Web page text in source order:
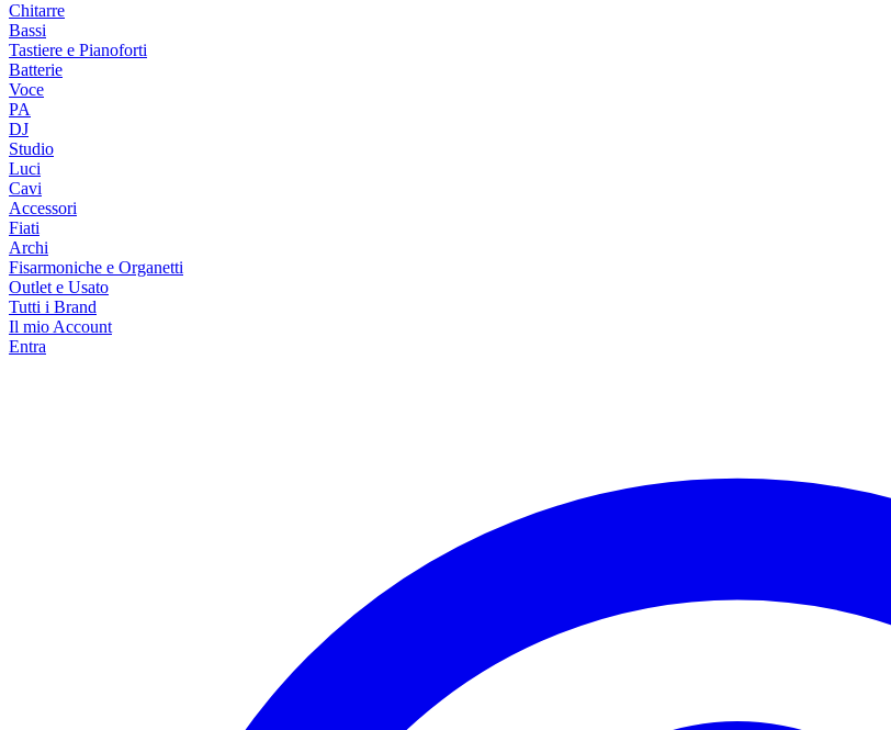
Chitarre
Bassi
Tastiere e Pianoforti
Batterie
Voce
PA
DJ
Studio
Luci
Cavi
Accessori
Fiati
Archi
Fisarmoniche e Organetti
Outlet e Usato
Tutti i Brand
Il mio Account
Entra